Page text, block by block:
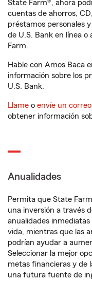
State Farm®, ahora
cuentas de ahorros,
préstamos personales
de U.S. Bank en línea
Farm.
Hable con Amos Baca
información sobre los
U.S. Bank.
Llame o envíe un
obtener información
Anualidades
Permita que State
una inversión a través
anualidades
vida, mientras que las
podrían ayudar a
Seleccionar la mejor
metas financieras y de
una futura fuente de